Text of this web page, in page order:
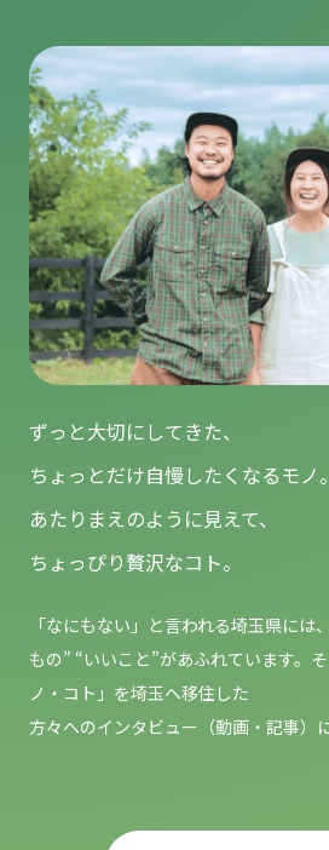
ずっと大切にしてきた、
ちょっとだけ自慢したくなるモノ。
あたりまえのように見えて、
ちょっぴり贅沢なコト。
「なにもない」と言われる埼玉県には
もの” “いいこと”があふれています。
ノ・コト」を埼玉へ移住した
方々へのインタビュー（動画・記事）